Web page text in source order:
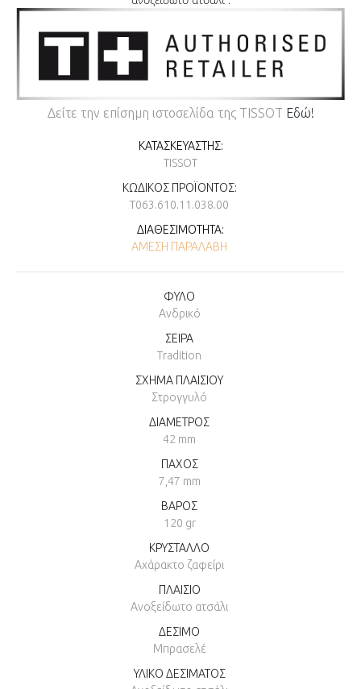
Δείτε την επίσημη ιστοσελίδα της TISSOT Εδώ!
ΚΑΤΑΣΚΕΥΑΣΤΉΣ:
TISSOT
ΚΩΔΙΚΌΣ ΠΡΟΪΌΝΤΟΣ:
T063.610.11.038.00
ΔΙΑΘΕΣΙΜΌΤΗΤΑ:
ΆΜΕΣΗ ΠΑΡΑΛΑΒΉ
ΦΥΛΟ
Ανδρικό
ΣΕΙΡΑ
Tradition
ΣΧΗΜΑ ΠΛΑΙΣΙΟΥ
Στρογγυλό
ΔΙΑΜΕΤΡΟΣ
42 mm
ΠΑΧΟΣ
7,47 mm
ΒΑΡΟΣ
120 gr
ΚΡΥΣΤΑΛΛΟ
Αχάρακτο ζαφείρι
ΠΛΑΙΣΙΟ
Ανοξείδωτο ατσάλι
ΔΕΣΙΜΟ
Μπρασελέ
ΥΛΙΚΟ ΔΕΣΙΜΑΤΟΣ